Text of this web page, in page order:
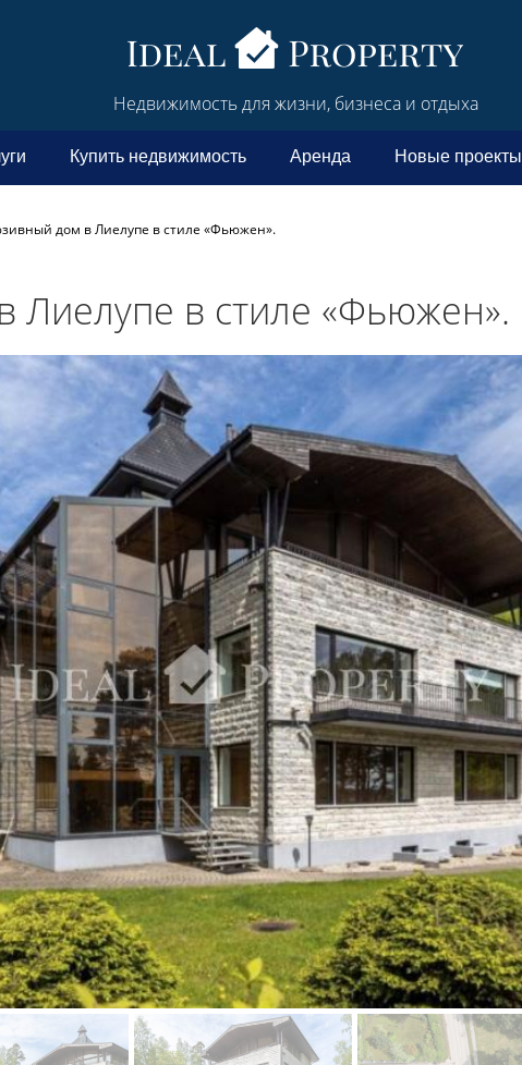
Недвижимость для жизни, бизнеса и отдыха
Купить недвижимость Аренда Новые проекты
дом в Лиелупе в стиле «Фьюжен».
Лиелупе в стиле «Фьюжен».